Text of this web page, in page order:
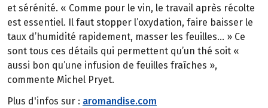
et sérénité. « Comme pour le vin, le travail après récolte
est essentiel. Il faut stopper l’oxydation, faire baisser le
taux d’humidité rapidement, masser les feuilles… » Ce
sont tous ces détails qui permettent qu’un thé soit «
aussi bon qu’une infusion de feuilles fraîches »,
commente Michel Pryet.
Plus d'infos sur : aromandise.com